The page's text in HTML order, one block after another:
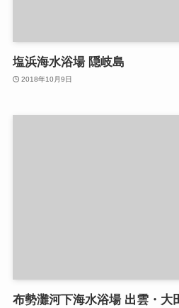
塩浜海水浴場 隠岐島
2018年10月9日
布勢灘河下海水浴場 出雲・大